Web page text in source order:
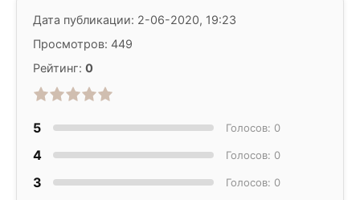
Дата публикации: 2-06-2020, 19:23
Просмотров: 449
Рейтинг: 0
5 Голосов: 0
4 Голосов: 0
3 Голосов: 0